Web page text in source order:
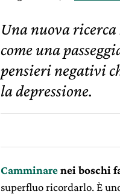
Una nuova
come una
pensieri negativi
la depressione.
Camminarenei boschi
superfluo ricordarlo. È